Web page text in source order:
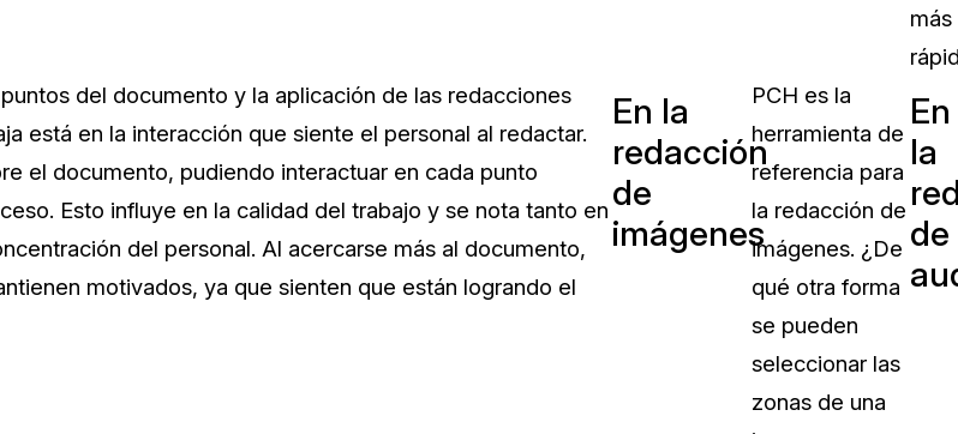
más
del documento y la aplicación de las redacciones
está en la interacción que siente el personal al redactar.
el documento, pudiendo interactuar en cada punto
Esto influye en la calidad del trabajo y se nota tanto en
del personal. Al acercarse más al documento,
motivados, ya que sienten que están logrando el
En la
redacción
de
imágenes
PCH es la
herramienta de
referencia para
la redacción de
imágenes. ¿De
qué otra forma
se pueden
seleccionar las
zonas de una
En
la
de